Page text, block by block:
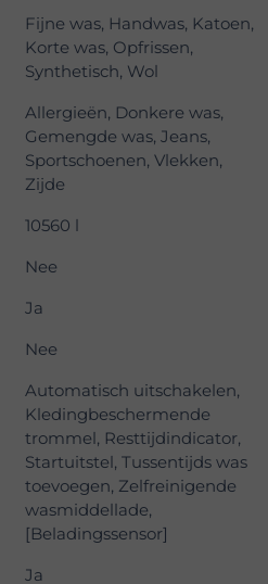
Fijne was, Handwas, Katoen,
Korte was, Opfrissen,
Synthetisch, Wol
Allergieën, Donkere was,
Gemengde was, Jeans,
Sportschoenen, Vlekken,
Zijde
10560 l
Nee
Ja
Nee
Automatisch uitschakelen,
Kledingbeschermende
trommel, Resttijdindicator,
Startuitstel, Tussentijds was
toevoegen, Zelfreinigende
wasmiddellade,
[Beladingssensor]
Ja